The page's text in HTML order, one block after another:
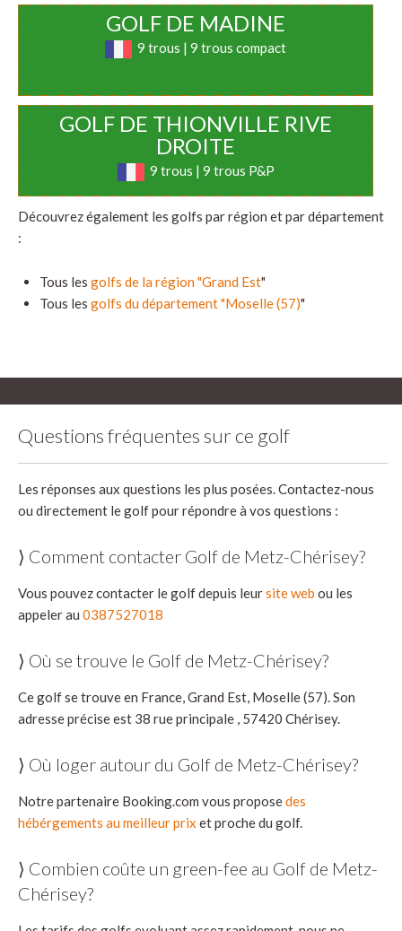
GOLF DE MADINE
9 trous | 9 trous compact
GOLF DE THIONVILLE RIVE
DROITE
9 trous | 9 trous P&P
Découvrez également les golfs par région et par département
:
Tous les golfs de la région "Grand Est"
Tous les golfs du département "Moselle (57)"
Questions fréquentes sur ce golf
Les réponses aux questions les plus posées. Contactez-nous
ou directement le golf pour répondre à vos questions :
⟩ Comment contacter Golf de Metz-Chérisey?
Vous pouvez contacter le golf depuis leursite web ou les
appeler au 0387527018
⟩ Où se trouve le Golf de Metz-Chérisey?
Ce golf se trouve en France, Grand Est, Moselle (57). Son
adresse précise est 38 rue principale , 57420 Chérisey.
⟩ Où loger autour du Golf de Metz-Chérisey?
Notre partenaire Booking.com vous proposedes
hébérgements au meilleur prix et proche du golf.
⟩ Combien coûte un green-fee au Golf de Metz-
Chérisey?